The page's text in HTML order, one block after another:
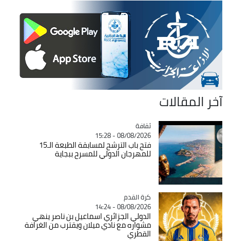
آخر المقالات
Catégorie
ثقافة
08/08/2026 - 15:28
فتح باب الترشح لمسابقة الطبعة الـ15
للمهرجان الدولي للمسرح ببجاية
Catégorie
كرة القدم
08/08/2026 - 14:24
الدولي الجزائري اسماعيل بن ناصر ينهي
مشواره مع نادي ميلان ويقترب من الغرافة
القطري